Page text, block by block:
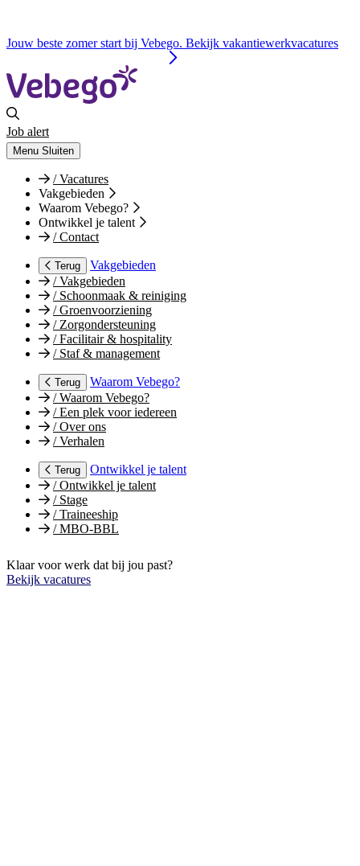
Jouw beste zomer start bij Vebego. Bekijk vakantiewerkvacatures
Job alert
Menu Sluiten
/Vacatures
Vakgebieden
Waarom Vebego?
Ontwikkel je talent
/Contact
Terug
Vakgebieden
/Vakgebieden
/Schoonmaak & reiniging
/Groenvoorziening
/Zorgondersteuning
/Facilitair & hospitality
/Staf & management
Terug
Waarom Vebego?
/Waarom Vebego?
/Een plek voor iedereen
/Over ons
/Verhalen
Terug
Ontwikkel je talent
/Ontwikkel je talent
/Stage
/Traineeship
/MBO-BBL
Klaar voor werk dat bij jou past?
Bekijk vacatures